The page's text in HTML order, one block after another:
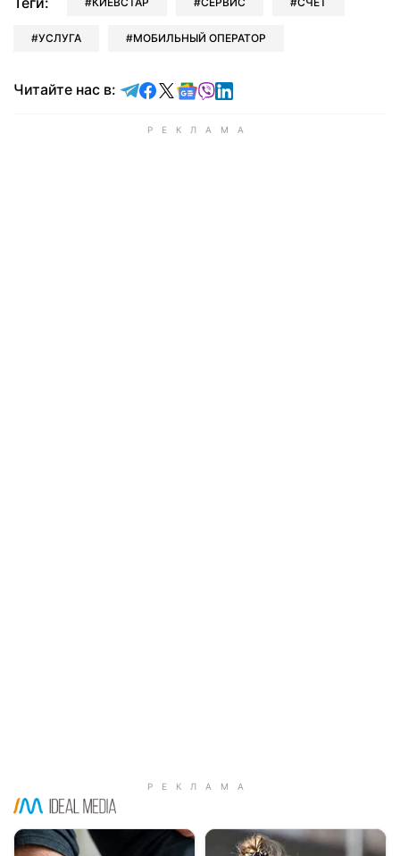
УСЛУГА МОБИЛЬНЫЙ ОПЕРАТОР
Читайте нас в: Читайте в Telegram
Читайте в Facebook
Читайте в X
Читайте в Google news
Читайте в Viber
Читайте в LinkedIn